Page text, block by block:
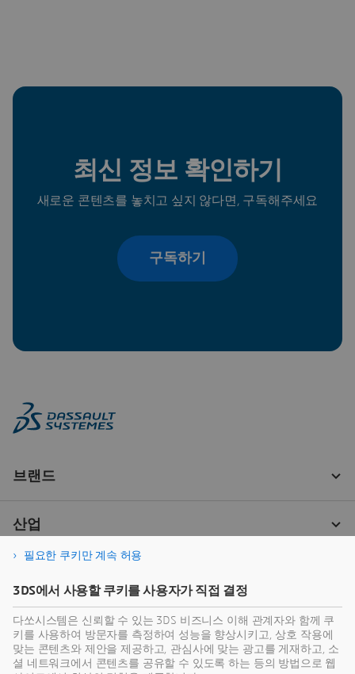
최신 정보 확인하기
새로운 콘텐츠를 놓치고 싶지 않다면, 구독해주세요
구독하기
필요한 쿠키만 계속 허용
3DS에서 사용할 쿠키를 사용자가 직접 결정
다쏘시스템은 신뢰할 수 있는 3DS 비즈니스 이해 관계자와 함께 쿠
키를 사용하여 방문자를 측정하여 성능을 향상시키고, 상호 작용에
맞는 콘텐츠와 제안을 제공하고, 관심사에 맞는 광고를 게재하고, 소
셜 네트워크에서 콘텐츠를 공유할 수 있도록 하는 등의 방법으로 웹